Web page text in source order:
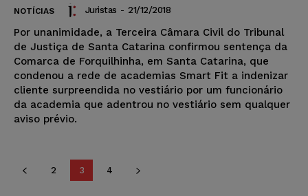
NOTÍCIAS Juristas - 21/12/2018
Por unanimidade, a Terceira Câmara Civil do Tribunal
de Justiça de Santa Catarina confirmou sentença da
Comarca de Forquilhinha, em Santa Catarina, que
condenou a rede de academias Smart Fit a indenizar
cliente surpreendida no vestiário por um funcionário
da academia que adentrou no vestiário sem qualquer
aviso prévio.
2 3 4